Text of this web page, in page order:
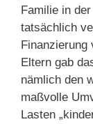
Familie in
tatsächlich
Finanzierung
Eltern gab
nämlich den
maßvolle
Lasten